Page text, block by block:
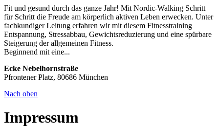
Fit und gesund durch das ganze Jahr! Mit Nordic-Walking Schritt
für Schritt die Freude am körperlich aktiven Leben erwecken. Unter
fachkundiger Leitung erfahren wir mit diesem Fitnesstraining
Entspannung, Stressabbau, Gewichtsreduzierung und eine spürbare
Steigerung der allgemeinen Fitness.
Beginnend mit eine...
Ecke Nebelhornstraße
Pfrontener Platz, 80686 München
Nach oben
Impressum